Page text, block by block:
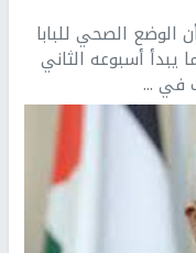
الوضع الصحي للبابا
بينما يبدأ أسبوعه الثاني
في ...